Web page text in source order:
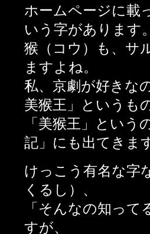
ホームページに載
いう字があります
猴（コウ）も、サ
ますよね。
私、京劇が好きな
美猴王」というも
「美猴王」という
記」にも出てきま
けっこう有名な字
くるし）、
「そんなの知っ
すが、